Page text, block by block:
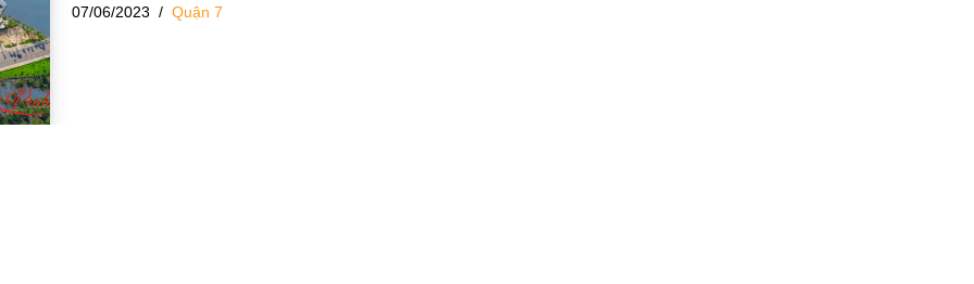
07/06/2023 Quận 7